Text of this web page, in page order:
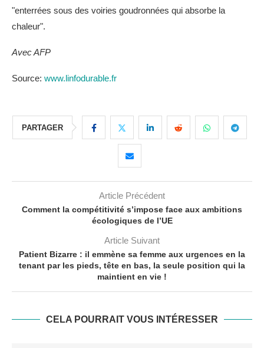
"enterrées sous des voiries goudronnées qui absorbe la
chaleur".
Avec AFP
Source: www.linfodurable.fr
PARTAGER
Article Précédent
Comment la compétitivité s’impose face aux ambitions
écologiques de l’UE
Article Suivant
Patient Bizarre : il emmène sa femme aux urgences en la
tenant par les pieds, tête en bas, la seule position qui la
maintient en vie !
CELA POURRAIT VOUS INTÉRESSER